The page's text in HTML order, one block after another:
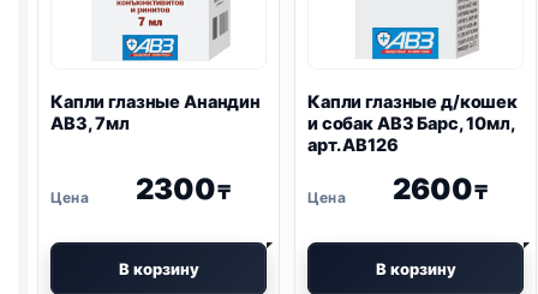
Капли глазные Анандин
АВЗ, 7мл
2300₸
В корзину
Капли глазные д/кошек
и собак АВЗ Барс, 10мл,
арт. АВ126
2600₸
В корзину